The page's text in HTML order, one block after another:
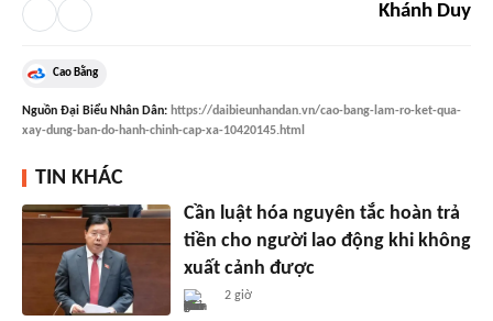
Khánh Duy
Cao Bằng
Nguồn Đại Biểu Nhân Dân: https://daibieunhandan.vn/cao-bang-lam-ro-ket-qua-
xay-dung-ban-do-hanh-chinh-cap-xa-10420145.html
TIN KHÁC
Cần luật hóa nguyên tắc hoàn trả
tiền cho người lao động khi không
xuất cảnh được
2 giờ